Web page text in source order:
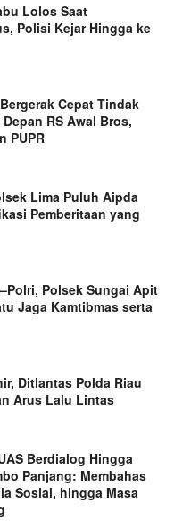
Lolos Saat
Polisi Kejar Hingga ke
Cepat Tindak
RS Awal Bros,
PUPR
Lima Puluh Aipda
Pemberitaan yang
Polsek Sungai Apit
Jaga Kamtibmas serta
Ditlantas Polda Riau
Arus Lalu Lintas
Berdialog Hingga
Panjang: Membahas
Sosial, hingga Masa